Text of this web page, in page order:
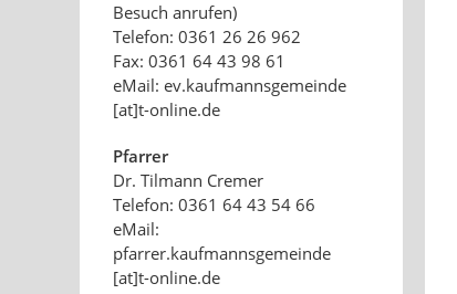
Besuch anrufen)
Telefon: 0361 26 26 962
Fax: 0361 64 43 98 61
eMail: ev.kaufmannsgemeinde
[at]t-online.de
Pfarrer
Dr. Tilmann Cremer
Telefon: 0361 64 43 54 66
eMail:
pfarrer.kaufmannsgemeinde
[at]t-online.de